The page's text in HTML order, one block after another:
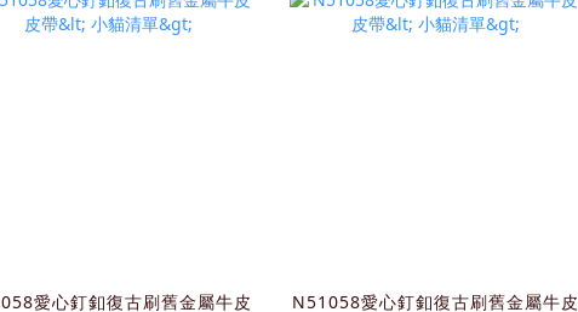
愛心釘釦復古刷舊金屬牛皮
N51058愛心釘釦復古刷舊金屬牛皮